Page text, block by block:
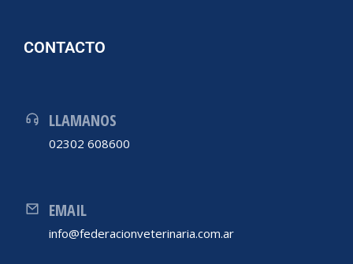
CONTACTO
LLAMANOS
02302 608600
EMAIL
info@federacionveterinaria.com.ar